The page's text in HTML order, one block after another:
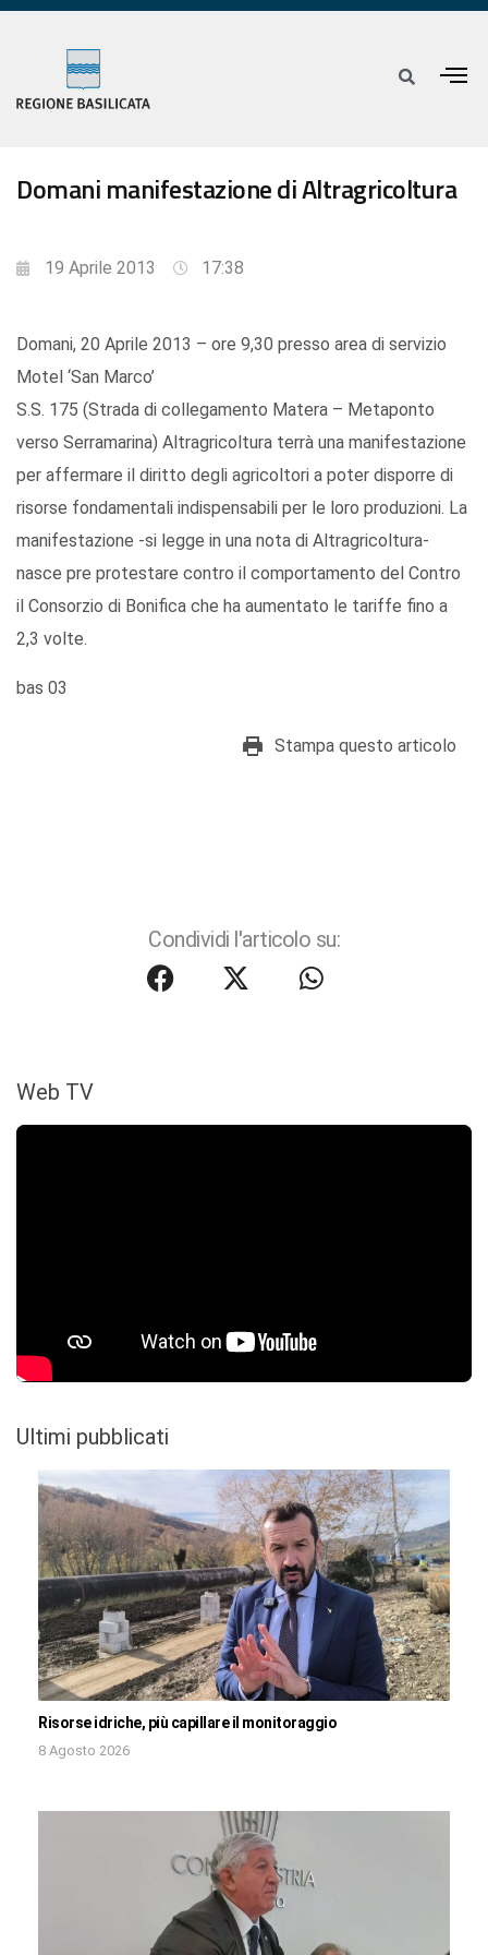
Domani manifestazione di Altragricoltura
19 Aprile 2013 17:38
Domani, 20 Aprile 2013 – ore 9,30 presso area di servizio
Motel ‘San Marco’
S.S. 175 (Strada di collegamento Matera – Metaponto
verso Serramarina) Altragricoltura terrà una manifestazione
per affermare il diritto degli agricoltori a poter disporre di
risorse fondamentali indispensabili per le loro produzioni. La
manifestazione -si legge in una nota di Altragricoltura-
nasce pre protestare contro il comportamento del Contro
il Consorzio di Bonifica che ha aumentato le tariffe fino a
2,3 volte.
bas 03
Stampa questo articolo
Condividi l'articolo su:
Web TV
Ultimi pubblicati
Risorse idriche, più capillare il monitoraggio
8 Agosto 2026